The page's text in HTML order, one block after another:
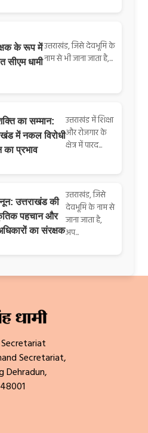
के रूप में
सीएम धामी
उत्तराखंड, जिसे देवभूमि के
नाम से भी जाना जाता है,...
का सम्मान:
में नकल विरोधी
का प्रभाव
उत्तराखंड में शिक्षा
और रोजगार के
क्षेत्र में पारद...
उत्तराखंड की
पहचान और
का संरक्षक
उत्तराखंड, जिसे
देवभूमि के नाम से
जाना जाता है,
अप...
Secretariat,
Dehradun,